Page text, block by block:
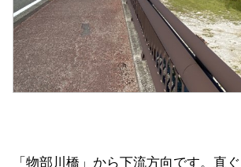
「物部川橋」から下流方向です。直